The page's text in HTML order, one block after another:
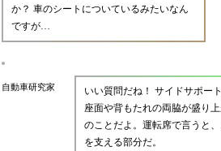
か？ 車のシートについているみたいなん
ですが…
自動車研究家
いい質問だね！ サイドサポー
座面や背もたれの両脇が盛り
のことだよ。運転席で言うと
を支える部分だ。